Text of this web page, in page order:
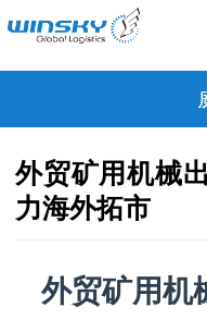
外贸矿用机械
力海外拓市
外贸矿用机